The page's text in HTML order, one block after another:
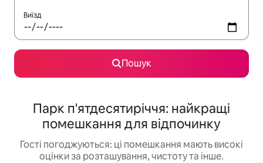
Виїзд
Пошук
Парк п'ятдесятиріччя: найкращі
помешкання для відпочинку
Гості погоджуються: ці помешкання мають високі
оцінки за розташування, чистоту та інше.